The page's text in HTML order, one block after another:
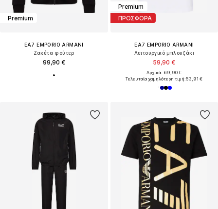
Premium
EA7 EMPORIO ARMANI
Ζακέτα φούτερ
99,90 €
Premium
ΠΡΟΣΦΟΡΑ
EA7 EMPORIO ARMANI
Λειτουργικό μπλουζάκι
59,90 €
Αρχικά: 69,90 €
Τελευταία χαμηλότερη τιμή:53,91 €